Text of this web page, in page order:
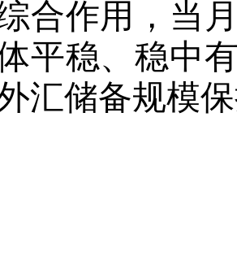
合作用，当
平稳、稳中
汇储备规模